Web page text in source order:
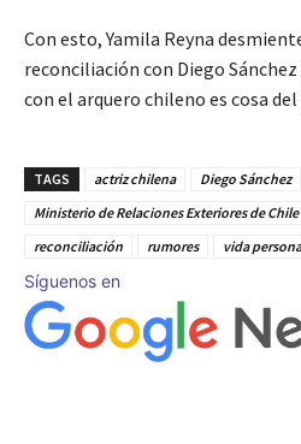
Con esto, Yamila Reyna
reconciliación con Diego
con el arquero chileno es cosa del
TAGS actriz chilena Diego Sánchez
Ministerio de Relaciones Exteriores de Chile
reconciliación
rumores vida
Síguenos en